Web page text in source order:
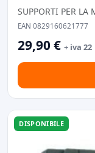
SUPPORTI PER LA
EAN 0829160621777
29,90 € + iva 22
DISPONIBILE